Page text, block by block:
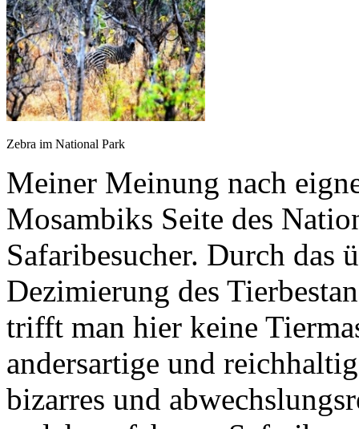
Zebra im National Park
Meiner Meinung nach
Mosambiks Seite des
Safaribesucher. Durch das
Dezimierung des
trifft man hier keine
andersartige und
bizarres und